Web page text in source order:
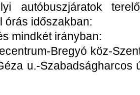
autóbuszjáratok
órás időszakban:
mindkét irányban:
Bregyó köz-
u.-Szabadságharcos